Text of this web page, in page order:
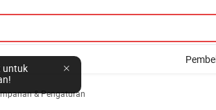
untuk
& Pengaturan